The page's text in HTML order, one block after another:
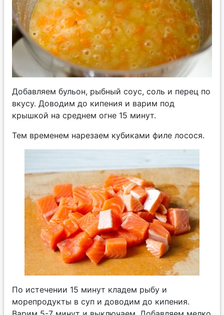
Добавляем бульон, рыбный соус, соль и перец по
вкусу. Доводим до кипения и варим под
крышкой на среднем огне 15 минут.
Тем временем нарезаем кубиками филе лосося.
По истечении 15 минут кладем рыбу и
морепродукты в суп и доводим до кипения.